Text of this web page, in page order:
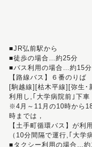
■JR弘前駅から
■徒歩の場合…約25分
■バス利用の場合…約15分
【路線バス】６番のりば
[駒越線][枯木平線][弥生･
利用し,｢大学病院前｣下車
※4月～11月の10時から
時までは，
【土手町循環バス】が利
（10分間隔で運行,｢大学
■タクシー利用の場合…約